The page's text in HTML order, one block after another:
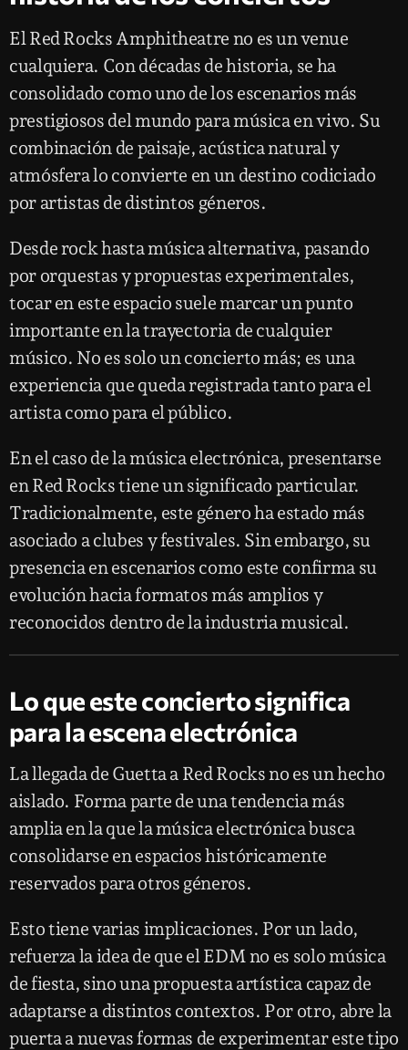
El Red Rocks Amphitheatre no es un venue
cualquiera. Con décadas de historia, se ha
consolidado como uno de los escenarios más
prestigiosos del mundo para música en vivo. Su
combinación de paisaje, acústica natural y
atmósfera lo convierte en un destino codiciado
por artistas de distintos géneros.
Desde rock hasta música alternativa, pasando
por orquestas y propuestas experimentales,
tocar en este espacio suele marcar un punto
importante en la trayectoria de cualquier
músico. No es solo un concierto más; es una
experiencia que queda registrada tanto para el
artista como para el público.
En el caso de la música electrónica, presentarse
en Red Rocks tiene un significado particular.
Tradicionalmente, este género ha estado más
asociado a clubes y festivales. Sin embargo, su
presencia en escenarios como este confirma su
evolución hacia formatos más amplios y
reconocidos dentro de la industria musical.
Lo que este concierto significa
para la escena electrónica
La llegada de Guetta a Red Rocks no es un hecho
aislado. Forma parte de una tendencia más
amplia en la que la música electrónica busca
consolidarse en espacios históricamente
reservados para otros géneros.
Esto tiene varias implicaciones. Por un lado,
refuerza la idea de que el EDM no es solo música
de fiesta, sino una propuesta artística capaz de
adaptarse a distintos contextos. Por otro, abre la
puerta a nuevas formas de experimentar este tipo